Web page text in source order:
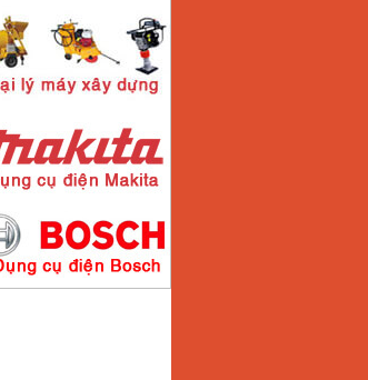
Máy hàn que điện tử
Hồng ký HK 200Z
Giá:2770000 VND
Máy hàn que điện tử
Hồng Ký HKM200D
Giá:2890000 VND
Máy hàn que điện tử
loại Plasma